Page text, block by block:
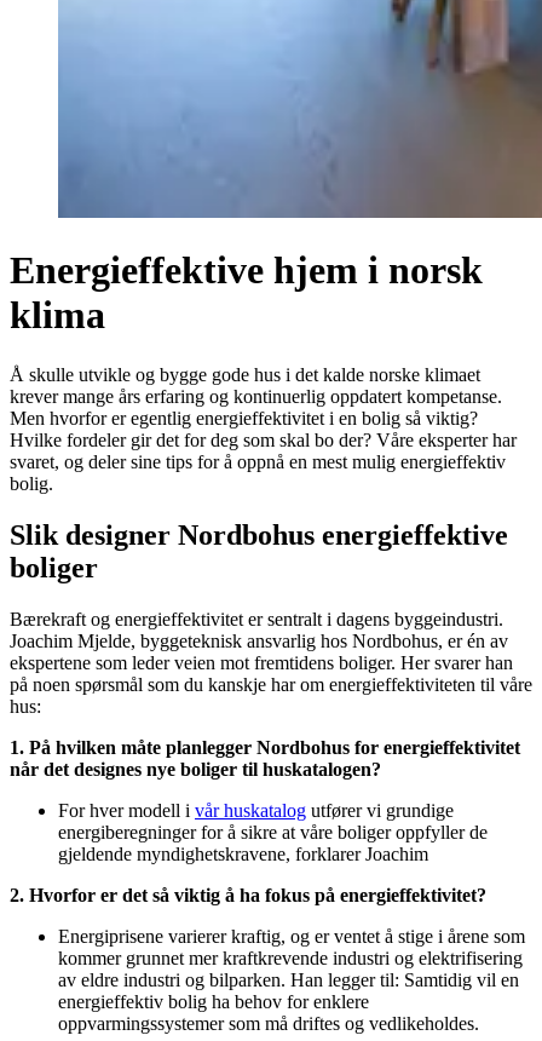
Energieffektive hjem i norsk
klima
Å skulle utvikle og bygge gode hus i det kalde norske klimaet
krever mange års erfaring og kontinuerlig oppdatert kompetanse.
Men hvorfor er egentlig energieffektivitet i en bolig så viktig?
Hvilke fordeler gir det for deg som skal bo der? Våre eksperter har
svaret, og deler sine tips for å oppnå en mest mulig energieffektiv
bolig.
Slik designer Nordbohus energieffektive
boliger
Bærekraft og energieffektivitet er sentralt i dagens byggeindustri.
Joachim Mjelde, byggeteknisk ansvarlig hos Nordbohus, er én av
ekspertene som leder veien mot fremtidens boliger. Her svarer han
på noen spørsmål som du kanskje har om energieffektiviteten til våre
hus:
1. På hvilken måte planlegger Nordbohus for energieffektivitet
når det designes nye boliger til huskatalogen?
For hver modell i vår huskatalog utfører vi grundige
energiberegninger for å sikre at våre boliger oppfyller de
gjeldende myndighetskravene, forklarer Joachim
2. Hvorfor er det så viktig å ha fokus på energieffektivitet?
Energiprisene varierer kraftig, og er ventet å stige i årene som
kommer grunnet mer kraftkrevende industri og elektrifisering
av eldre industri og bilparken. Han legger til: Samtidig vil en
energieffektiv bolig ha behov for enklere
oppvarmingssystemer som må driftes og vedlikeholdes.